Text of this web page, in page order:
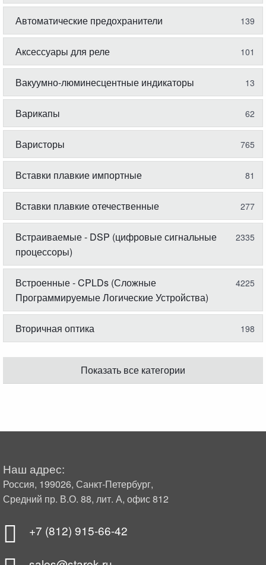
Автоматические предохранители 139
Аксессуары для реле 101
Вакуумно-люминесцентные индикаторы 13
Варикапы 62
Варисторы 765
Вставки плавкие импортные 81
Вставки плавкие отечественные 277
Встраиваемые - DSP (цифровые сигнальные
процессоры)
2335
Встроенные - CPLDs (Сложные
Программируемые Логические Устройства)
4225
Вторичная оптика 198
Показать все категории
Наш адрес:
Россия, 199026, Санкт-Петербург,
Средний пр. В.О. 88, лит. А, офис 812
+7 (812) 915-66-42